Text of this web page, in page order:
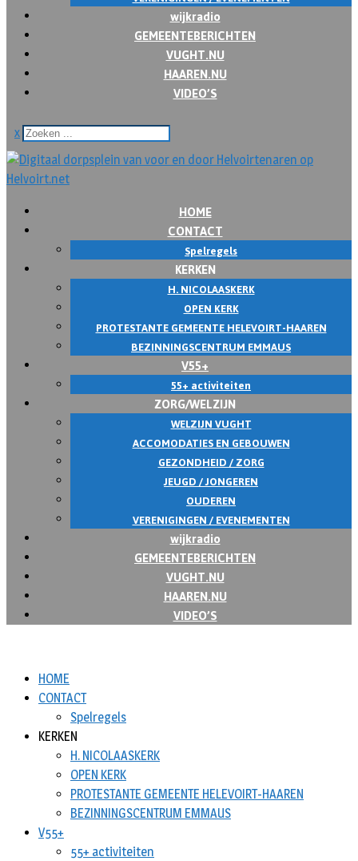
wijkradio
GEMEENTEBERICHTEN
VUGHT.NU
HAAREN.NU
VIDEO’S
x
HOME
CONTACT
Spelregels
KERKEN
H. NICOLAASKERK
OPEN KERK
PROTESTANTE GEMEENTE HELEVOIRT-HAAREN
BEZINNINGSCENTRUM EMMAUS
V55+
55+ activiteiten
ZORG/WELZIJN
WELZIJN VUGHT
ACCOMODATIES EN GEBOUWEN
GEZONDHEID / ZORG
JEUGD / JONGEREN
OUDEREN
VERENIGINGEN / EVENEMENTEN
wijkradio
GEMEENTEBERICHTEN
VUGHT.NU
HAAREN.NU
VIDEO’S
HOME
CONTACT
Spelregels
KERKEN
H. NICOLAASKERK
OPEN KERK
PROTESTANTE GEMEENTE HELEVOIRT-HAAREN
BEZINNINGSCENTRUM EMMAUS
V55+
55+ activiteiten